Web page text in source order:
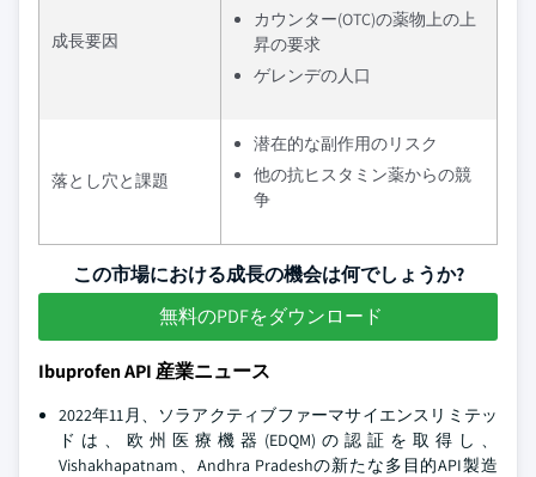
成長要因
カウンター(OTC)の薬物上の上
昇の要求
ゲレンデの人口
落とし穴と課題
潜在的な副作用のリスク
他の抗ヒスタミン薬からの競
争
この市場における成長の機会は何でしょうか?
無料のPDFをダウンロード
Ibuprofen API 産業ニュース
2022年11月、ソラアクティブファーマサイエンスリミテッ
ドは、欧州医療機器(EDQM)の認証を取得し、
Vishakhapatnam、Andhra Pradeshの新たな多目的API製造